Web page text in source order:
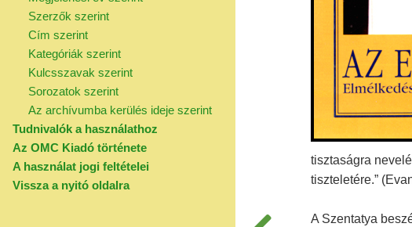
Szerzők szerint
Cím szerint
Kategóriák szerint
Kulcsszavak szerint
Sorozatok szerint
Az archívumba kerülés ideje szerint
Tudnivalók a használathoz
Az OMC Kiadó története
A használat jogi feltételei
Vissza a nyitó oldalra
tisztaságra
tiszteletére.”
A Szentatya